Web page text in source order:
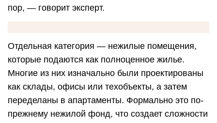
пор, — говорит эксперт.
Отдельная категория — нежилые помещения,
которые подаются как полноценное жилье.
Многие из них изначально были проектированы
как склады, офисы или техобъекты, а затем
переделаны в апартаменты. Формально это по-
прежнему нежилой фонд, что создает сложности